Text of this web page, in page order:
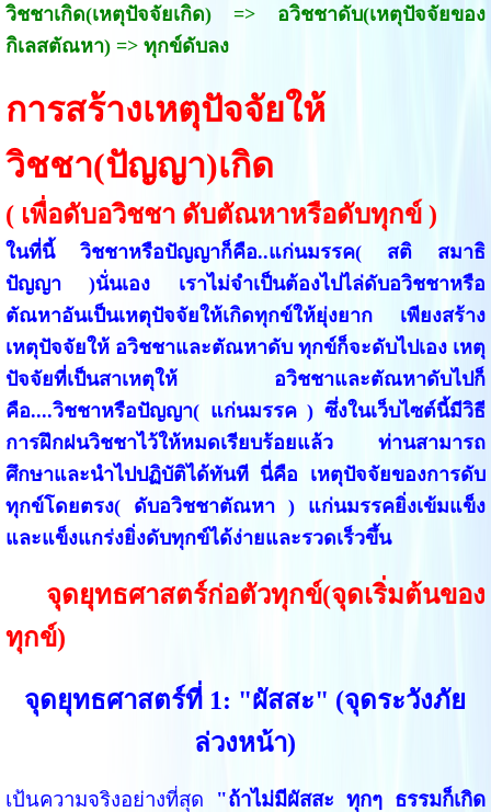
วิชชาเกิด(เหตุปัจจัยเกิด) => อวิชชาดับ(เหตุปัจจัยของ
กิเลสตัณหา) => ทุกข์ดับลง
การสร้างเหตุปัจจัยให้
วิชชา(ปัญญา)เกิด
( เพื่อดับอวิชชา ดับตัณหาหรือดับทุกข์ )
ในที่นี้ วิชชาหรือปัญญาก็คือ..แก่นมรรค( สติ สมาธิ
ปัญญา )นั่นเอง เราไม่จำเป็นต้องไปไล่ดับอวิชชาหรือ
ตัณหาอันเป็นเหตุปัจจัยให้เกิดทุกข์ให้ยุ่งยาก เพียงสร้าง
เหตุปัจจัยให้ อวิชชาและตัณหาดับ ทุกข์ก็จะดับไปเอง เหตุ
ปัจจัยที่เป็นสาเหตุให้ อวิชชาและตัณหาดับไปก็
คือ....วิชชาหรือปัญญา( แก่นมรรค ) ซึ่งในเว็บไซต์นี้มีวิธี
การฝึกฝนวิชชาไว้ให้หมดเรียบร้อยแล้ว ท่านสามารถ
ศึกษาและนำไปปฏิบัติได้ทันที นี่คือ เหตุปัจจัยของการดับ
ทุกข์โดยตรง( ดับอวิชชาตัณหา ) แก่นมรรคยิ่งเข้มแข็ง
และแข็งแกร่งยิ่งดับทุกข์ได้ง่ายและรวดเร็วขึ้น
จุดยุทธศาสตร์ก่อตัวทุกข์(จุดเริ่มต้นของ
ทุกข์)
จุดยุทธศาสตร์ที่ 1: "ผัสสะ" (จุดระวังภัย
ล่วงหน้า)
เป้นความจริงอย่างที่สุด
"ถ้าไม่มีผัสสะ ทุกๆ ธรรมก็เกิด